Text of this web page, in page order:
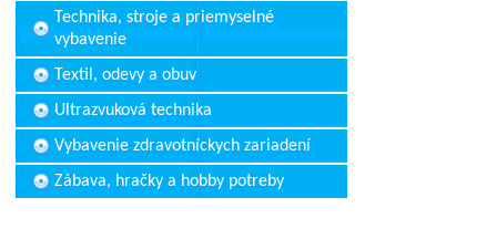
Technika, stroje a priemyselné
vybavenie
Textil, odevy a obuv
Ultrazvuková technika
Vybavenie zdravotníckych zariadení
Zábava, hračky a hobby potreby